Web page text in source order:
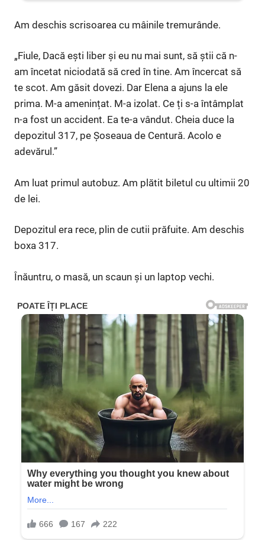
Am deschis scrisoarea cu mâinile tremurânde.
„Fiule, Dacă ești liber și eu nu mai sunt, să știi că n-
am încetat niciodată să cred în tine. Am încercat să
te scot. Am găsit dovezi. Dar Elena a ajuns la ele
prima. M-a amenințat. M-a izolat. Ce ți s-a întâmplat
n-a fost un accident. Ea te-a vândut. Cheia duce la
depozitul 317, pe Șoseaua de Centură. Acolo e
adevărul.”
Am luat primul autobuz. Am plătit biletul cu ultimii 20
de lei.
Depozitul era rece, plin de cutii prăfuite. Am deschis
boxa 317.
Înăuntru, o masă, un scaun și un laptop vechi.